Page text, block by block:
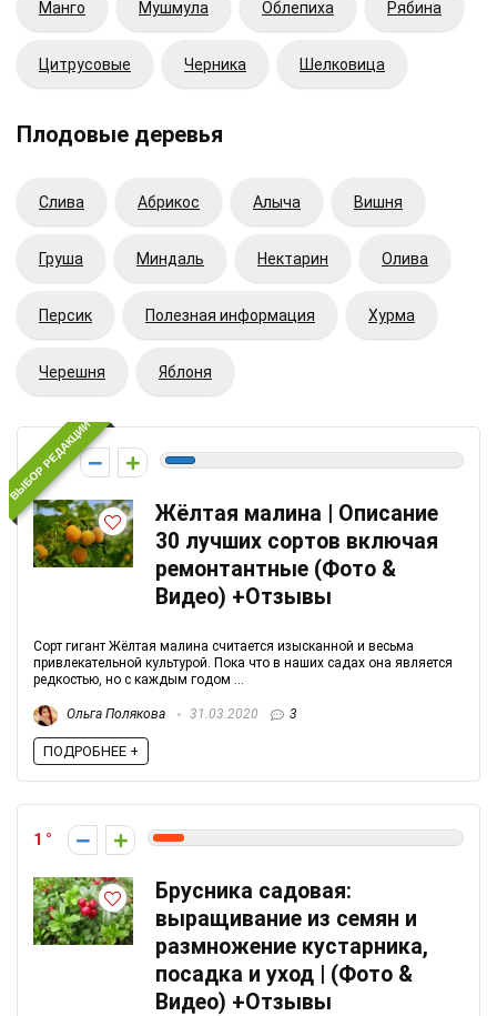
Манго Мушмула Облепиха Рябина
Цитрусовые Черника Шелковица
Плодовые деревья
Cлива Абрикос Алыча Вишня
Груша Миндаль Нектарин Олива
Персик Полезная информация Хурма
Черешня Яблоня
ВЫБОР РЕДАКЦИИ
-1
Жёлтая малина | Описание
30 лучших сортов включая
ремонтантные (Фото &
Видео) +Отзывы
Сорт гигант Жёлтая малина считается изысканной и весьма
привлекательной культурой. Пока что в наших садах она является
редкостью, но с каждым годом ...
Ольга Полякова 31.03.2020 3
ПОДРОБНЕЕ +
1
Брусника садовая:
выращивание из семян и
размножение кустарника,
посадка и уход | (Фото &
Видео) +Отзывы